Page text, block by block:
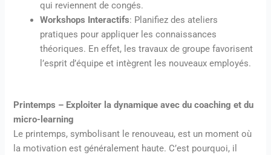
qui reviennent de congés.
Workshops Interactifs: Planifiez des ateliers
pratiques pour appliquer les connaissances
théoriques. En effet, les travaux de groupe favorisent
l’esprit d’équipe et intègrent les nouveaux employés.
Printemps – Exploiter la dynamique avec du coaching et du
micro-learning
Le printemps, symbolisant le renouveau, est un moment où
la motivation est généralement haute. C’est pourquoi, il